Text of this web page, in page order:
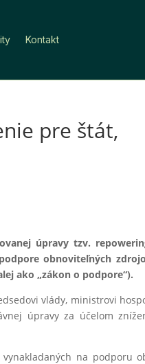
Kontakt
pre štát,
úpravy tzv.
obnoviteľných
ako „zákon o podpore“).
vlády, ministrovi
úpravy za účelom
na podporu